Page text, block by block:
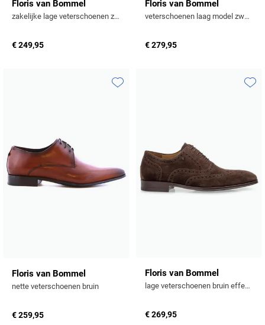
Floris van Bommel
zakelijke lage veterschoenen zwart effen leer
€ 249,95
Floris van Bommel
veterschoenen laag model zwart effen leer
€ 279,95
Floris van Bommel
nette veterschoenen bruin
€ 259,95
Floris van Bommel
lage veterschoenen bruin effen leer en suede
€ 269,95